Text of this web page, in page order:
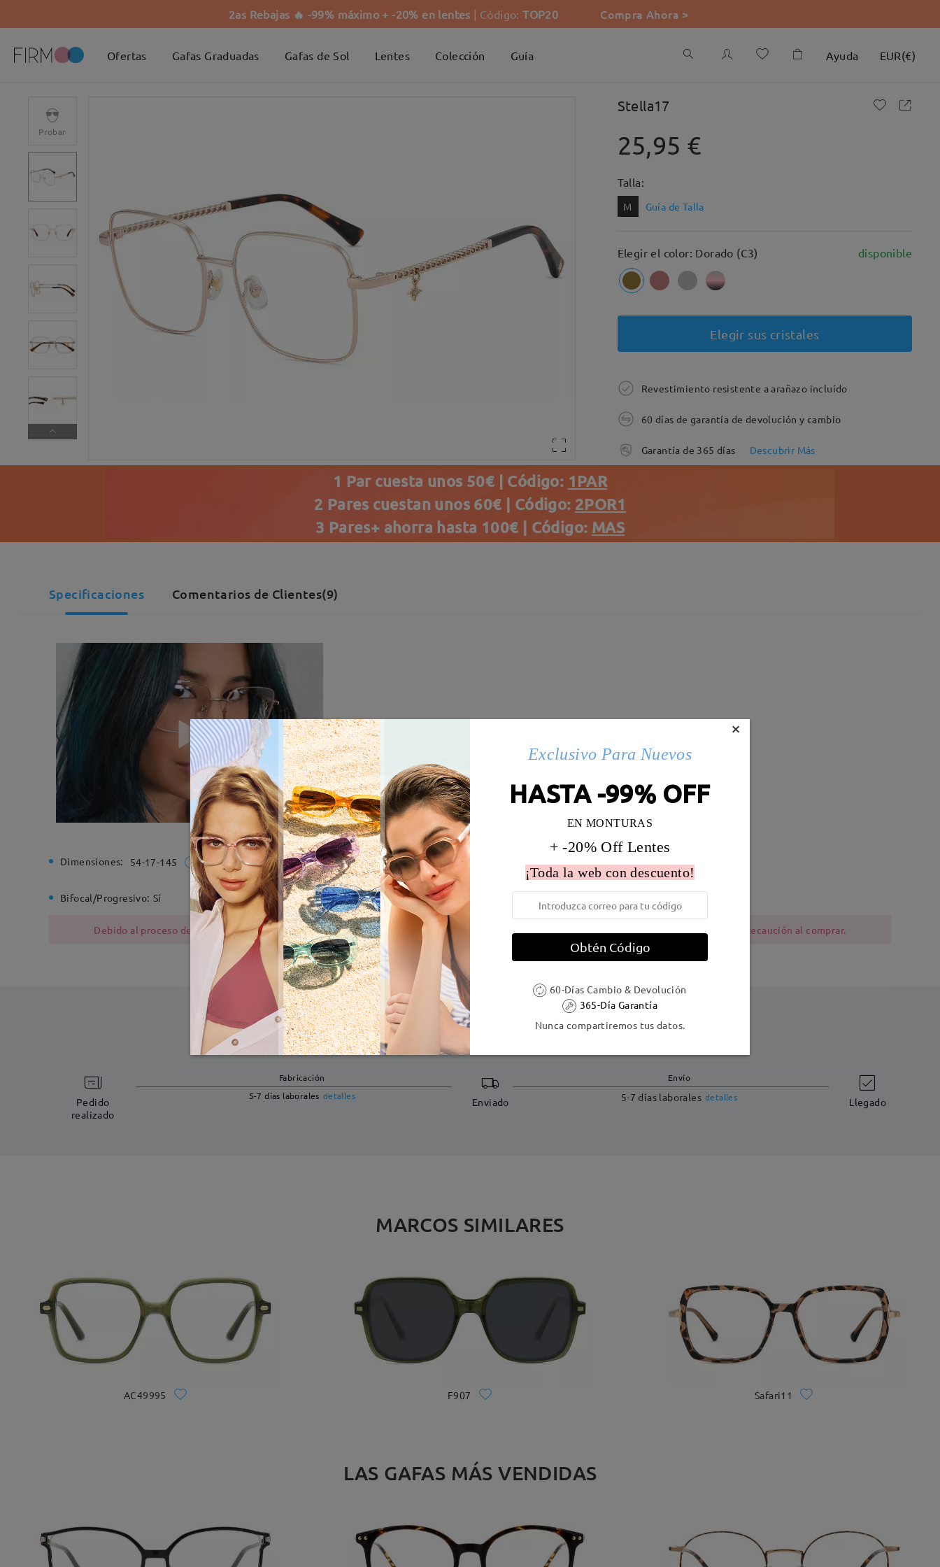
2as Rebajas 🔥 -99% máximo + -20% en lentes | Código:TOP20 Compra Ahora >
Ofertas Gafas Graduadas Gafas de Sol Lentes Colección Guía Ayuda EUR(€)
Probar
Stella17
25,95 €
Talla:
M Guía de Talla
Elegir el color: Dorado (C3) disponible
Elegir sus cristales
Revestimiento resistente a arañazo incluído
60 días de garantía de devolución y cambio
Garantía de 365 días Descubrir Más
1 Par cuesta unos 50€ | Código: 1PAR
2 Pares cuestan unos 60€ | Código: 2POR1
3 Pares+ ahorra hasta 100€ | Código: MAS
Specificaciones Comentarios de Clientes(9)
Dimensiones: 54-17-145 Ancho de la montura: 135 mm (Medio)
Bifocal/Progresivo: Sí Bisagra de resorte: No
Debido al proceso de fabricación, las monturas metálicas contienen níquel. Los clientes con antecedentes de alergia al níquel deben tener precaución al comprar.
DELIVERY
Pedido
realizado
Fabricación
5-7 días laborales detalles Enviado
Envío
5-7 días laborales detalles Llegado
MARCOS SIMILARES
AC49995 F907 Safari11
LAS GAFAS MÁS VENDIDAS
×
Exclusivo Para Nuevos
HASTA -99% OFF
EN MONTURAS
+ -20% Off Lentes
¡Toda la web con descuento!
Obtén Código
60-Días Cambio & Devolución
365-Día Garantía
Nunca compartiremos tus datos.